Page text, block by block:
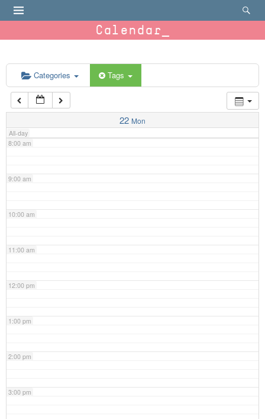
Calendar
Categories Tags
22 Mon
All-day
6:00 am
7:00 am
8:00 am
9:00 am
10:00 am
11:00 am
12:00 pm
1:00 pm
2:00 pm
3:00 pm